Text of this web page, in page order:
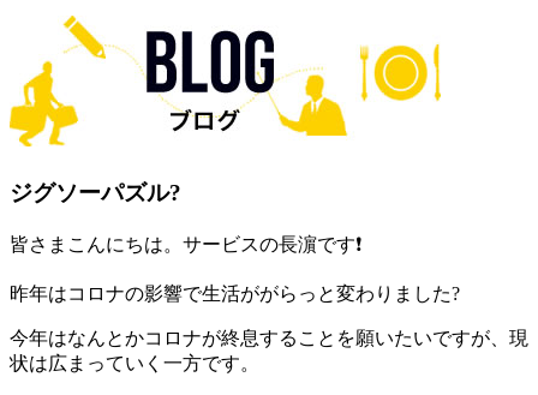
ジグソーパズル?
皆さまこんにちは。サービスの長濵です❗️
昨年はコロナの影響で生活ががらっと変わりました?
今年はなんとかコロナが終息することを願いたいですが、現
状は広まっていく一方です。